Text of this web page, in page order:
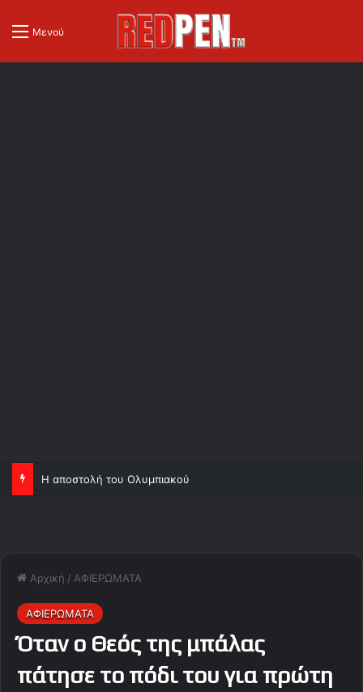
Μενού
Η αποστολή του Ολυμπιακού
Αρχική / ΑΦΙΕΡΩΜΑΤΑ
ΑΦΙΕΡΩΜΑΤΑ
Όταν ο Θεός της μπάλας
πάτησε το πόδι του για πρώτη